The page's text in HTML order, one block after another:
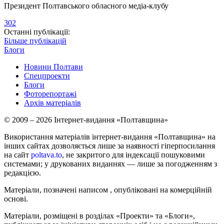
Президент Полтавського обласного медіа-клубу
302
Останні публікації:
Більше публікацій
Блоги
Новини Полтави
Спецпроекти
Блоги
Фоторепортажі
Архів матеріалів
© 2009 – 2026 Інтернет-видання «Полтавщина»
Використання матеріалів інтернет-видання «Полтавщина» на
інших сайтах дозволяється лише за наявності гіперпосилання
на сайт poltava.to, не закритого для індексації пошуковими
системами; у друкованих виданнях — лише за погодженням з
редакцією.
Матеріали, позначені написом , опубліковані на комерційній
основі.
Матеріали, розміщені в розділах «Проекти» та «Блоги»,